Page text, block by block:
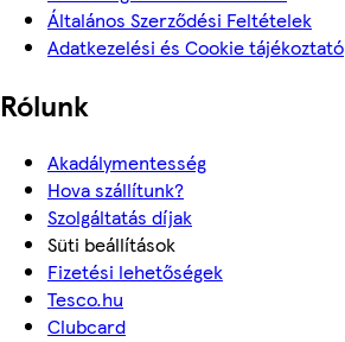
Általános Szerződési Feltételek
Adatkezelési és Cookie tájékoztató
Rólunk
Akadálymentesség
Hova szállítunk?
Szolgáltatás díjak
Süti beállítások
Fizetési lehetőségek
Tesco.hu
Clubcard